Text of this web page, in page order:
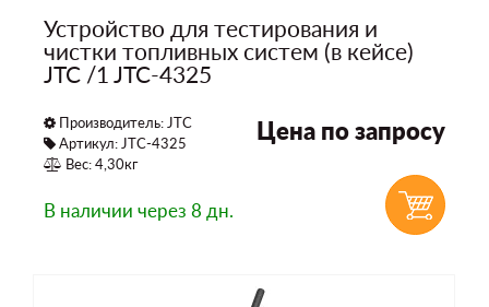
Устройство для тестирования и
чистки топливных систем (в кейсе)
JTC /1 JTC-4325
Производитель: JTC
Артикул: JTC-4325
Вес: 4,30кг
Цена по запросу
В наличии через 8 дн.